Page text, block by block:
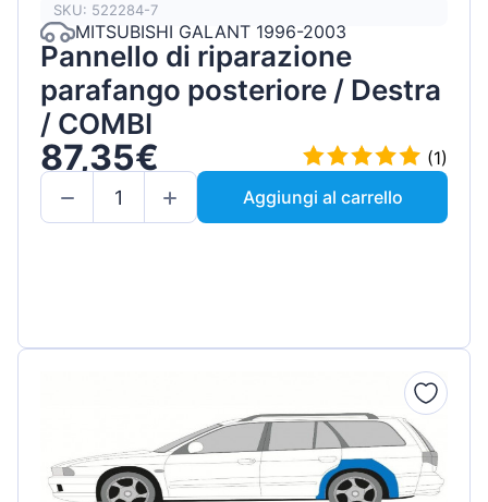
SKU: 522284-7
MITSUBISHI GALANT 1996-2003
Pannello di riparazione
parafango posteriore / Destra
/ COMBI
87,35€
(1)
Aggiungi al carrello